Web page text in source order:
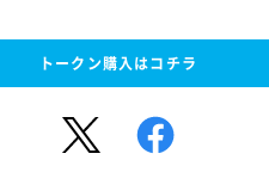
トークン購入はコチラ